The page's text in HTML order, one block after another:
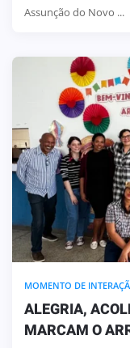
Assunção do Novo ...
MOMENTO DE
ALEGRIA,
MARCAM O